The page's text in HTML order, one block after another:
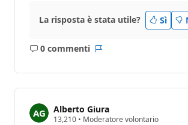
La risposta è stata utile? Sì
0 commenti
Nessun
Alberto Giura
13,210 P• Moderatore volontario